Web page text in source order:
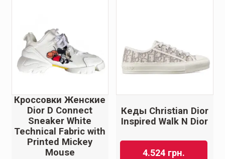
Кроссовки Женские
Dior D Connect
Sneaker White
Technical Fabric with
Printed Mickey
Mouse
Кеды Christian Dior
Inspired Walk N Dior
4.524 грн.